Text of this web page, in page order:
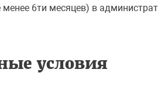
6ти месяцев) в
условия